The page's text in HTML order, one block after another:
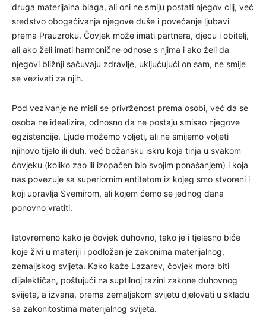
druga materijalna blaga, ali oni ne smiju postati njegov cilj, već
sredstvo obogaćivanja njegove duše i povećanje ljubavi
prema Prauzroku. Čovjek može imati partnera, djecu i obitelj,
ali ako želi imati harmonične odnose s njima i ako želi da
njegovi bližnji sačuvaju zdravlje, uključujući on sam, ne smije
se vezivati za njih.
Pod vezivanje ne misli se privrženost prema osobi, već da se
osoba ne idealizira, odnosno da ne postaju smisao njegove
egzistencije. Ljude možemo voljeti, ali ne smijemo voljeti
njihovo tijelo ili duh, već božansku iskru koja tinja u svakom
čovjeku (koliko zao ili izopačen bio svojim ponašanjem) i koja
nas povezuje sa superiornim entitetom iz kojeg smo stvoreni i
koji upravlja Svemirom, ali kojem ćemo se jednog dana
ponovno vratiti.
Istovremeno kako je čovjek duhovno, tako je i tjelesno biće
koje živi u materiji i podložan je zakonima materijalnog,
zemaljskog svijeta. Kako kaže Lazarev, čovjek mora biti
dijalektičan, poštujući na suptilnoj razini zakone duhovnog
svijeta, a izvana, prema zemaljskom svijetu djelovati u skladu
sa zakonitostima materijalnog svijeta.